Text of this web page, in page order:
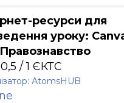
ресурси для
уроку:
/ 1 ЄКТС
АtomsHUB